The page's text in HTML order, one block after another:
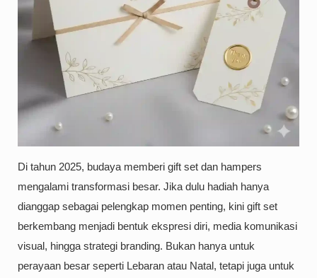
Di tahun 2025, budaya memberi gift set dan hampers
mengalami transformasi besar. Jika dulu hadiah hanya
dianggap sebagai pelengkap momen penting, kini gift set
berkembang menjadi bentuk ekspresi diri, media komunikasi
visual, hingga strategi branding. Bukan hanya untuk
perayaan besar seperti Lebaran atau Natal, tetapi juga untuk